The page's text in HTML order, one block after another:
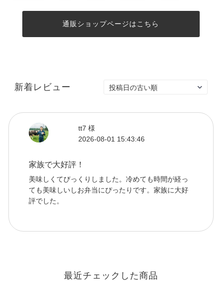
通販ショップページはこちら
新着レビュー
tt7 様
2026-08-01 15:43:46
家族で大好評！
美味しくてびっくりしました。冷めても時間が経っ
ても美味しいしお弁当にぴったりです。家族に大好
評でした。
最近チェックした商品